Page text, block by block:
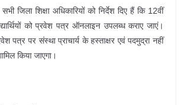
जिला शिक्षा अधिकारियों को निर्देश दिए हैं कि 12वीं
को प्रवेश पत्र ऑनलाइन उपलब्ध कराए जाएं।
पत्र पर संस्था प्राचार्य के हस्ताक्षर एवं पदमुद्रा नहीं
किया जाएगा।